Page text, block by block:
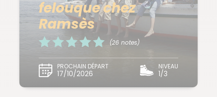
felouque chez
Ramsès
(26 notes)
PROCHAIN DÉPART
17/10/2026
NIVEAU
1/3